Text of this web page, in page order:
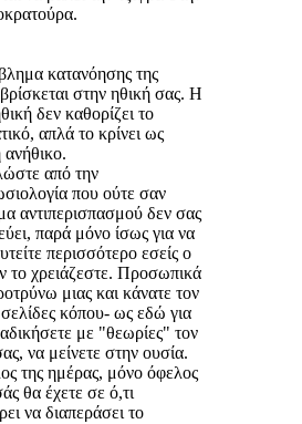
κατανόησης της
στην ηθική σας. Η
δεν καθορίζει το
απλά το κρίνει ως
ανήθικο.
από την
που ούτε σαν
αντιπερισπασμού δεν σας
παρά μόνο ίσως για να
περισσότερο εσείς ο
το χρειάζεστε. Προσωπικά
μιας και κάνατε τον
κόπου- ως εδώ για
με "θεωρίες" τον
να μείνετε στην ουσία.
της ημέρας, μόνο όφελος
θα έχετε σε ό,τι
να διαπεράσει το